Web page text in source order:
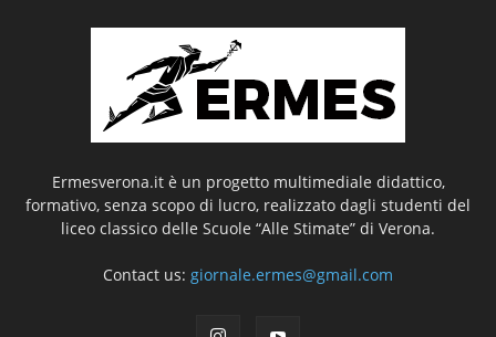
Ermesverona.it è un progetto multimediale didattico,
formativo, senza scopo di lucro, realizzato dagli studenti del
liceo classico delle Scuole “Alle Stimate” di Verona.
Contact us: giornale.ermes@gmail.com